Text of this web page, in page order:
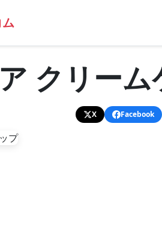
クリー
X Facebook